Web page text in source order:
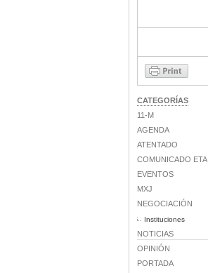
CATEGORÍAS
11-M
AGENDA
ATENTADO
COMUNICADO ETA
EVENTOS
MXJ
NEGOCIACIÓN
Instituciones
NOTICIAS
OPINIÓN
PORTADA